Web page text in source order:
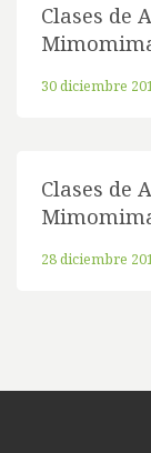
Clases de
30 diciembre
Clases de
28 diciembre